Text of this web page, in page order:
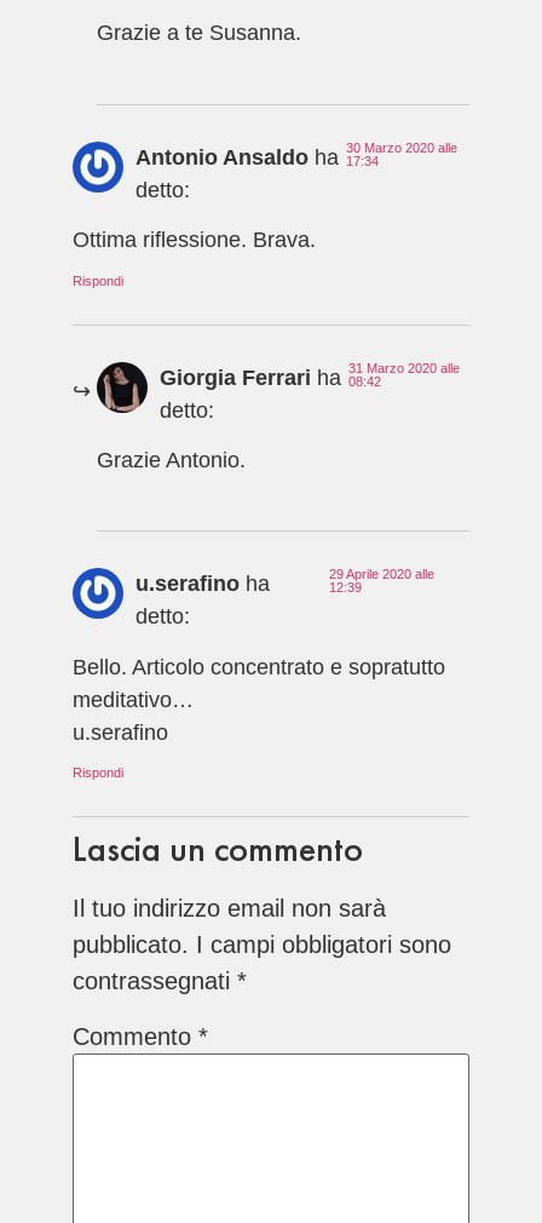
Grazie a te Susanna.
Antonio Ansaldo ha
detto:
30 Marzo 2020 alle
17:34
Ottima riflessione. Brava.
Rispondi
Giorgia Ferrari ha
detto:
31 Marzo 2020 alle
08:42
Grazie Antonio.
u.serafino ha
detto:
29 Aprile 2020 alle
12:39
Bello. Articolo concentrato e sopratutto
meditativo…
u.serafino
Rispondi
Lascia un commento
Il tuo indirizzo email non sarà
pubblicato. I campi obbligatori sono
contrassegnati *
Commento *